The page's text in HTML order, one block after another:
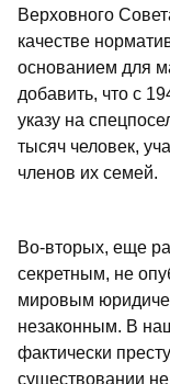
Верховного
качестве
основанием для
добавить, что с
указу на
тысяч человек,
членов их семей.
Во-вторых, еще
секретным, не
мировым
незаконным. В
фактически
существовании